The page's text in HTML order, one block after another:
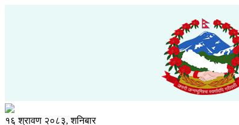
१६ श्रावण २०८३, शनिबार